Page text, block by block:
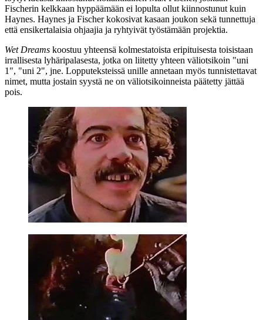
Fischerin kelkkaan hyppäämään ei lopulta ollut kiinnostunut kuin
Haynes. Haynes ja Fischer kokosivat kasaan joukon sekä tunnettuja
että ensikertalaisia ohjaajia ja ryhtyivät työstämään projektia.
Wet Dreams koostuu yhteensä kolmestatoista eripituisesta toisistaan
irrallisesta lyhäripalasesta, jotka on liitetty yhteen väliotsikoin "uni
1", "uni 2", jne. Lopputeksteissä unille annetaan myös tunnistettavat
nimet, mutta jostain syystä ne on väliotsikoinneista päätetty jättää
pois.